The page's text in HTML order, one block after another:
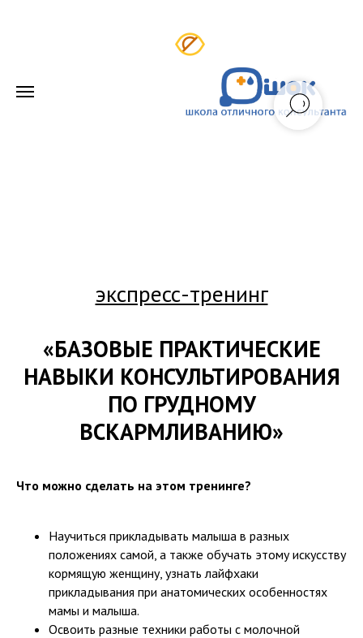
экспресс-тренинг
«БАЗОВЫЕ ПРАКТИЧЕСКИЕ
НАВЫКИ КОНСУЛЬТИРОВАНИЯ
ПО ГРУДНОМУ
ВСКАРМЛИВАНИЮ»
Что можно сделать на этом тренинге?
Научиться прикладывать малыша в разных
положениях самой, а также обучать этому искусству
кормящую женщину, узнать лайфхаки
прикладывания при анатомических особенностях
мамы и малыша.
Освоить разные техники работы с молочной